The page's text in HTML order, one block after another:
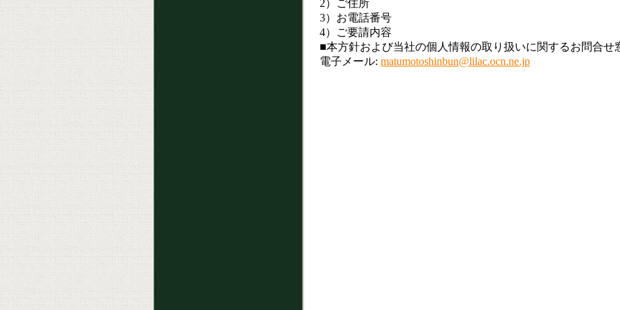
2 ）ご住所
3）お電話番号
4）ご要請内容
■本方針および当社の個人情報の取り扱いに関するお問合せ
電子メール: matumotoshinbun@lilac.ocn.ne.jp